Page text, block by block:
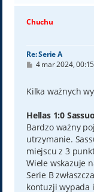
Chuchu
Re: Serie A
P
t
4 mar 2024, 00:15
Kilka ważnych
Hellas 1:0
Bardzo ważny
utrzymanie.
miejscu z 3
Wiele wskazuje
Serie B
kontuzji wypada